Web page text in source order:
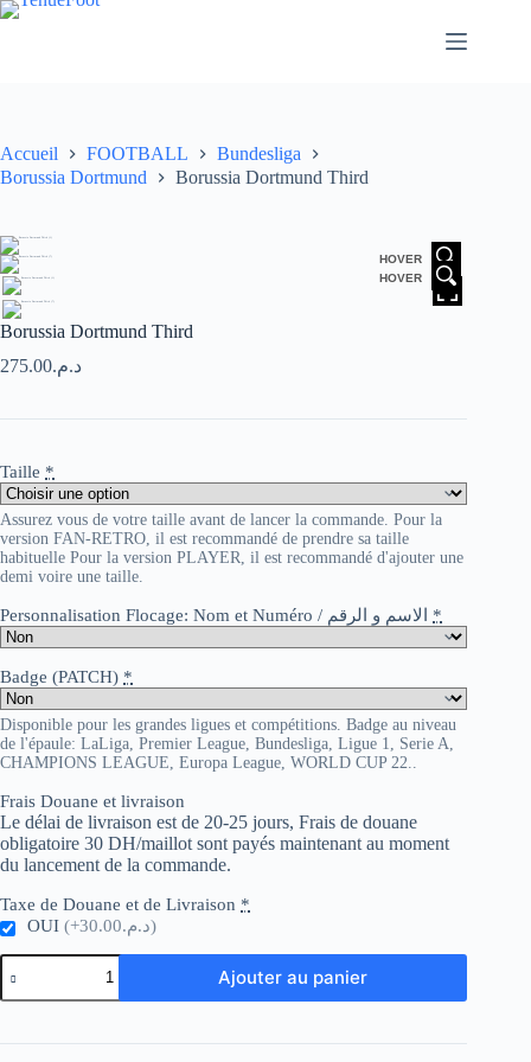
Passer
Accueil FOOTBALL
Bundesliga
Borussia Dortmund
Borussia Dortmund Third
HOVER
HOVER
Borussia Dortmund Third
د.م.275.00
Taille *
Assurez vous de votre taille avant de lancer la commande. Pour la
version FAN-RETRO, il est recommandé de prendre sa taille
habituelle Pour la version PLAYER, il est recommandé d'ajouter une
demi voire une taille.
Personnalisation Flocage: Nom et Numéro / الاسم و الرقم *
Badge (PATCH) *
Disponible pour les grandes ligues et compétitions. Badge au niveau
de l'épaule: LaLiga, Premier League, Bundesliga, Ligue 1, Serie A,
CHAMPIONS LEAGUE, Europa League, WORLD CUP 22..
Frais Douane et livraison
Le délai de livraison est de 20-25 jours, Frais de douane
obligatoire 30 DH/maillot sont payés maintenant au moment
du lancement de la commande.
Taxe de Douane et de Livraison *
OUI
(+د.م.30.00)
quantité
de
Borussia
Third
Ajouter au panier